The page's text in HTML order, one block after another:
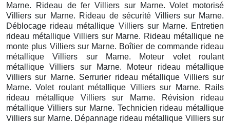
Marne. Rideau de fer Villiers sur Marne. Volet motorisé
Villiers sur Marne. Rideau de sécurité Villiers sur Marne.
Déblocage rideau métallique Villiers sur Marne. Entretien
rideau métallique Villiers sur Marne. Rideau métallique ne
monte plus Villiers sur Marne. Boîtier de commande rideau
métallique Villiers sur Marne. Moteur volet roulant
métallique Villiers sur Marne. Moteur rideau métallique
Villiers sur Marne. Serrurier rideau métallique Villiers sur
Marne. Volet roulant métallique Villiers sur Marne. Rails
rideau métallique Villiers sur Marne. Révision rideau
métallique Villiers sur Marne. Technicien rideau métallique
Villiers sur Marne. Dépannage rideau métallique Villiers sur